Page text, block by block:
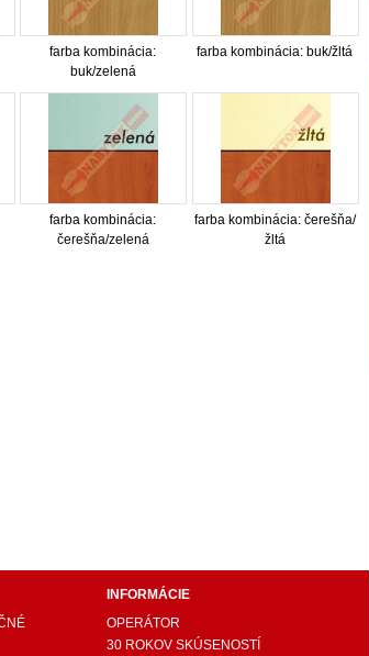
farba kombinácia:
buk/zelená
farba kombinácia: buk/žltá
farba kombinácia:
čerešňa/zelená
farba kombinácia: čerešňa/
žltá
INFORMÁCIE
OPERÁTOR
30 ROKOV SKÚSENOSTÍ